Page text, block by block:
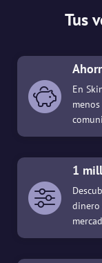
Tus
En
1
dinero